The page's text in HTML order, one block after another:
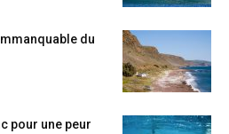
du
pour une peur